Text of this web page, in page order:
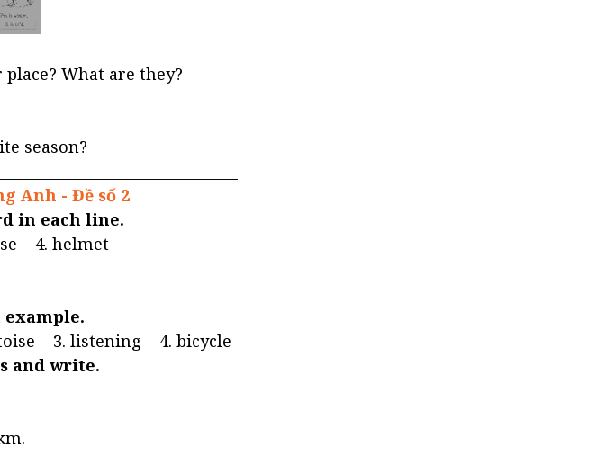
What are they?
season?
Anh - Đề số 2
in each line.
4. helmet
example.
3. listening 4. bicycle
and write.